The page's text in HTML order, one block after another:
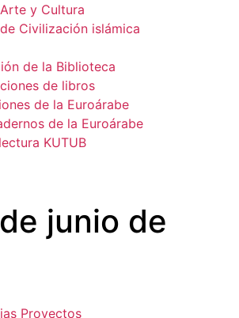
y Cultura
Civilización islámica
de la Biblioteca
de libros
de la Euroárabe
de la Euroárabe
KUTUB
junio de
Proyectos